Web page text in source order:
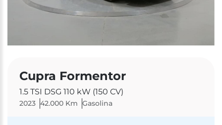
Cupra Formentor
1.5 TSI DSG 110 kW (150 CV)
2023 42.000 Km Gasolina